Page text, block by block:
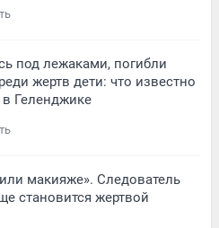
под лежаками, погибли
жертв дети: что известно
Геленджике
макияже». Следователь
становится жертвой